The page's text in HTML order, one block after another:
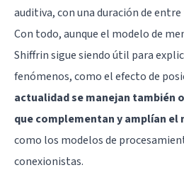
auditiva, con una duración de
Con todo, aunque el modelo de
Shiffrin sigue siendo útil para
fenómenos, como el efecto de
actualidad se manejan también
que complementan y amplían
como los modelos de
conexionistas.